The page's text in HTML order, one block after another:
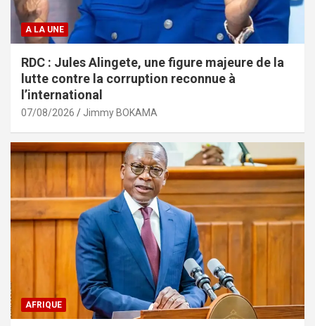
A LA UNE
RDC : Jules Alingete, une figure majeure de la
lutte contre la corruption reconnue à
l’international
07/08/2026 Jimmy BOKAMA
AFRIQUE